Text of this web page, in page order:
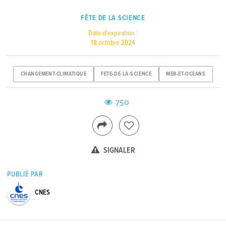
FÊTE DE LA SCIENCE
Date d'expiration :
18 octobre 2024
CHANGEMENT-CLIMATIQUE FETE-DE-LA-SCIENCE MER-ET-OCEANS
750
SIGNALER
PUBLIÉ PAR
CNES